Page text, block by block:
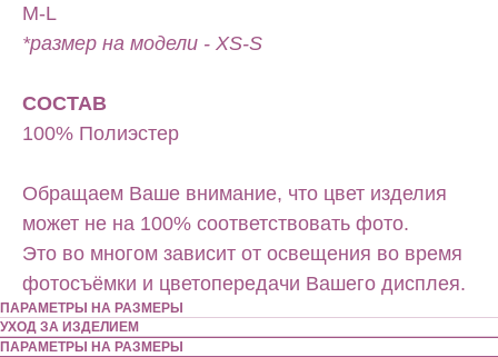
M-L
*размер на модели - XS-S
СОСТАВ
100% Полиэстер
Обращаем Ваше внимание, что цвет изделия
может не на 100% соответствовать фото.
Это во многом зависит от освещения во время
фотосъёмки и цветопередачи Вашего дисплея.
ПАРАМЕТРЫ НА РАЗМЕРЫ
УХОД ЗА ИЗДЕЛИЕМ
ПАРАМЕТРЫ НА РАЗМЕРЫ